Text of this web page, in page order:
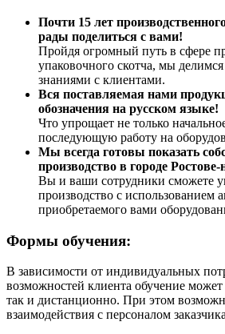
Почти 15 лет
рады поделиться с вами!
Пройдя огромный путь в сфере
упаковочного скотча, мы
знаниями с клиентами.
Вся поставляемая нами
обозначения на русском языке!
Что упрощает не только
последующую работу на
Мы всегда готовы показать
производство в городе
Вы и ваши сотрудники сможете
производство с использованием
приобретаемого вами
Формы обучения:
В зависимости от индивидуальных
возможностей клиента обучение
так и дистанционно. При этом
взаимодействия с персоналом